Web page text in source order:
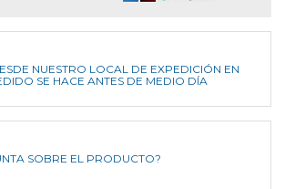
NUESTRO LOCAL DE EXPEDICIÓN EN
SE HACE ANTES DE MEDIO DÍA
SOBRE EL PRODUCTO?